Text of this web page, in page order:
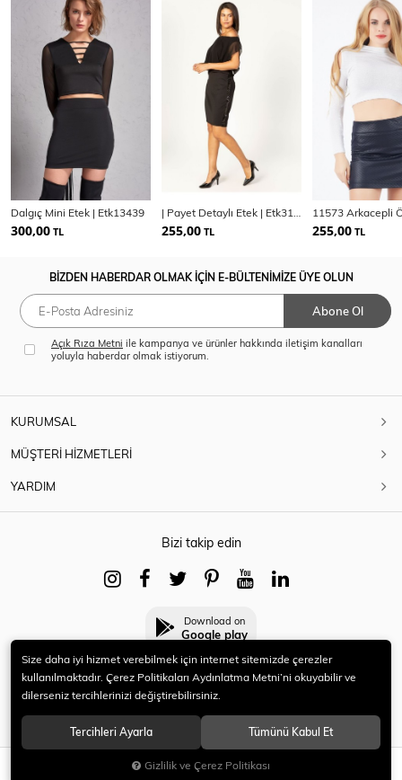
SEPETE EKLE
Dalgıç Mini Etek | Etk13439
300,00 TL 255,00 TL 255,00 TL
BİZDEN HABERDAR OLMAK İÇİN E-BÜLTENİMİZE ÜYE OLUN
Abone Ol
Açık Rıza Metni ile kampanya ve ürünler hakkında iletişim kanalları
yoluyla haberdar olmak istiyorum.
KURUMSAL
MÜŞTERİ HİZMETLERİ
YARDIM
Bizi takip edin
Download on
Google play
© 2021 HERYENİ. Tüm hakları saklıdır.
Size daha iyi hizmet verebilmek için internet sitemizde çerezler
kullanılmaktadır. Çerez Politikaları Aydınlatma Metni’ni okuyabilir ve
dilerseniz tercihlerinizi değiştirebilirsiniz.
Tercihleri Ayarla Tümünü Kabul Et
Gizlilik ve Çerez Politikası